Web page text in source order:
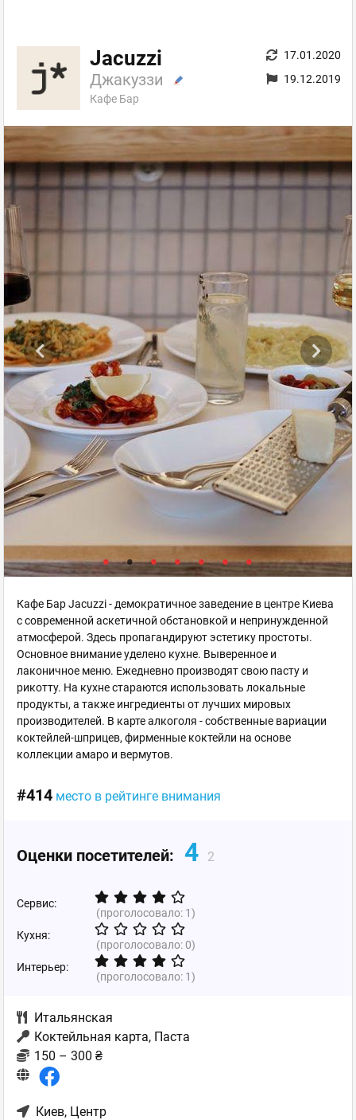
Jacuzzi
Джакуззи
Кафе Бар
17.01.2020
19.12.2019
Кафе Бар Jacuzzi - демократичное заведение в центре Киева
с современной аскетичной обстановкой и непринужденной
атмосферой. Здесь пропагандируют эстетику простоты.
Основное внимание уделено кухне. Выверенное и
лаконичное меню. Ежедневно производят свою пасту и
рикотту. На кухне стараются использовать локальные
продукты, а также ингредиенты от лучших мировых
производителей. В карте алкоголя - собственные вариации
коктейлей-шприцев, фирменные коктейли на основе
коллекции амаро и вермутов.
#414 место в рейтинге внимания
Оценки посетителей: 4 2
Сервис:
(проголосовало: 1)
Кухня:
(проголосовало:0)
Интерьер:
(проголосовало: 1)
Итальянская
Коктейльная карта, Паста
150 – 300 ₴
Киев, Центр